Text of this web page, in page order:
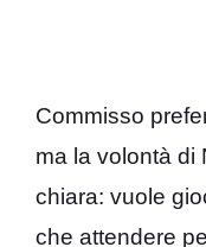
Commisso
ma la volontà di
chiara: vuole
che attendere